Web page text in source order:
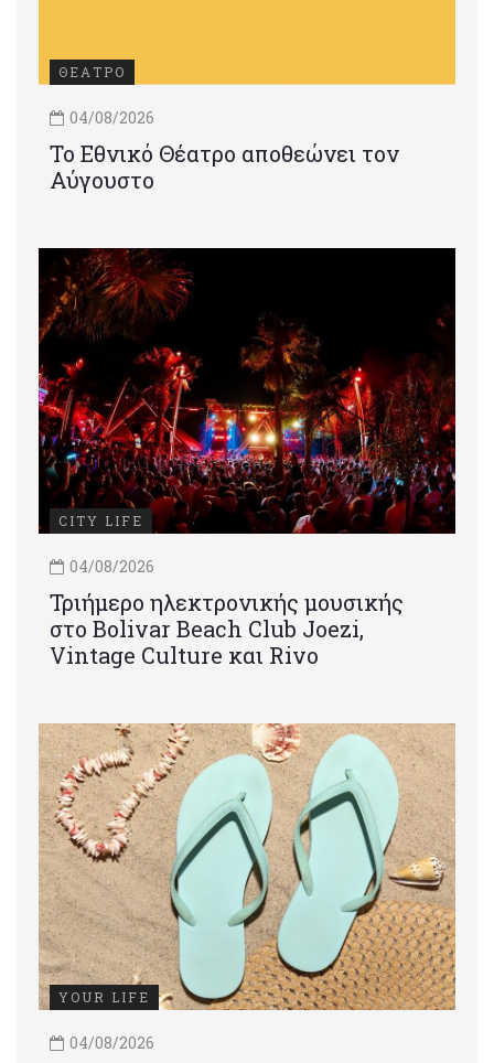
ΘΕΑΤΡΟ
04/08/2026
Το Εθνικό Θέατρο αποθεώνει τον
Αύγουστο
CITY LIFE
04/08/2026
Τριήμερο ηλεκτρονικής μουσικής
στο Bolivar Beach Club Joezi,
Vintage Culture και Rivo
YOUR LIFE
04/08/2026